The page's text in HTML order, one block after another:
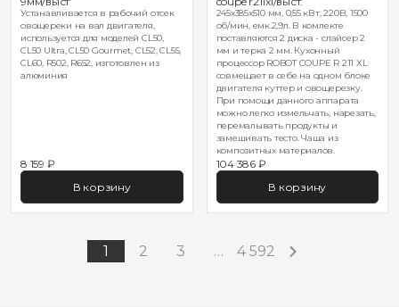
Устанавливается в рабочий отсек
овощереки на вал двигателя,
используется для моделей CL50,
CL50 Ultra, CL50 Gourmet, CL52, CL55,
CL60, R502, R652, изготовлен из
алюминия
8 159 ₽
В корзину
245х385х510 мм, 0,55 кВт, 220В, 1500
об/мин, емк.2,9л. В комлекте
поставляются 2 диска - слайсер 2
мм и терка 2 мм. Кухонный
процессор ROBOT COUPE R 211 XL
совмещает в себе на одном блоке
двигателя куттер и овощерезку.
При помощи данного аппарата
можно легко измельчать, нарезать,
перемалывать продукты и
замешивать тесто. Чаша из
композитных материалов.
104 386 ₽
В корзину
1 2 3 … 4 592